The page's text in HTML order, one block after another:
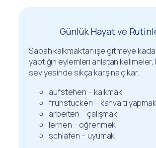
Günlük Hayat ve
Sabah kalkmaktan işe gitmeye
yaptığın eylemleri anlatan kelimeler,
seviyesinde sıkça karşına çıkar.
aufstehen – kalkmak
frühstücken – kahvaltı yapmak
arbeiten – çalışmak
lernen – öğrenmek
schlafen – uyumak